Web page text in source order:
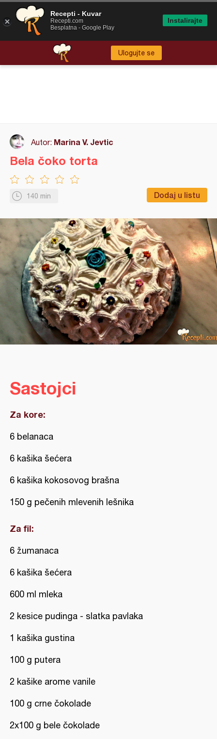
Ulogujte se
Autor: Marina V. Jevtic
140 min Dodaj u listu
Bela čoko torta
Sastojci
Za kore:
6 belanaca
6 kašika šećera
6 kašika kokosovog brašna
150 g pečenih mlevenih lešnika
Za fil:
6 žumanaca
6 kašika šećera
600 ml mleka
2 kesice pudinga - slatka pavlaka
1 kašika gustina
100 g putera
2 kašike arome vanile
100 g crne čokolade
2x100 g bele čokolade
Recepti - Kuvar
Recepti.com
Besplatna - Google Play
Instalirajte